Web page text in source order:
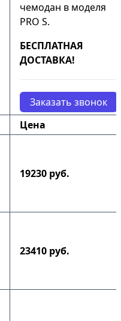
чемодан в моделя
PRO S.
БЕСПЛАТНАЯ
ДОСТАВКА!
Заказать звонок
Цена
19230 руб.
23410 руб.